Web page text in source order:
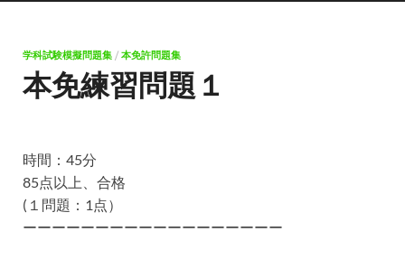
学科試験模擬問題集 / 本免許問題集
本免練習問題１
時間：45分
85点以上、合格
(１問題：1点）
ーーーーーーーーーーーーーーーーーー